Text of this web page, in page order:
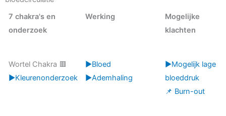
7 chakra's en
onderzoek
Werking
Mogelijke
klachten
Wortel Chakra 🟥
▶️Kleurenonderzoek
▶️Bloed
▶️Ademhaling
▶️Mogelijk lage
bloeddruk
📌 Burn-out